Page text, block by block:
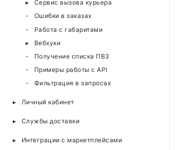
Сервис вызова курьера
Ошибки в заказах
Работа с габаритами
Вебхуки
Получение списка ПВЗ
Примеры работы с API
Фильтрация в запросах
Личный кабинет
Службы доставки
Интеграции с маркетплейсами